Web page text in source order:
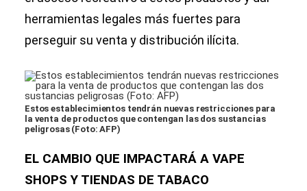
herramientas legales más fuertes para
perseguir su venta y distribución ilícita.
Estos establecimientos tendrán nuevas restricciones para
la venta de productos que contengan las dos sustancias
peligrosas (Foto: AFP)
EL CAMBIO QUE IMPACTARÁ A VAPE
SHOPS Y TIENDAS DE TABACO